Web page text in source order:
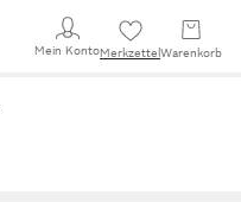
Mein KontoMerkzettel Warenkorb